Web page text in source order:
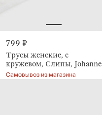
799 ₽
Трусы женские, с
кружевом, Слипы, Johanne
Самовывоз из магазина